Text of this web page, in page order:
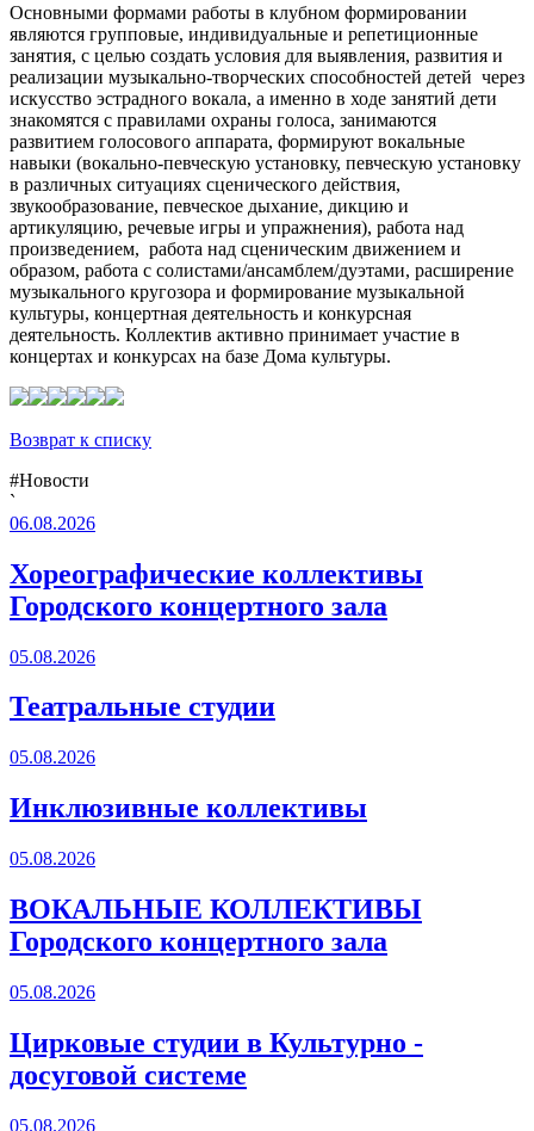
Основными формами работы в клубном формировании
являются групповые, индивидуальные и репетиционные
занятия, с целью создать условия для выявления, развития и
реализации музыкально-творческих способностей детей через
искусство эстрадного вокала, а именно в ходе занятий дети
знакомятся с правилами охраны голоса, занимаются
развитием голосового аппарата, формируют вокальные
навыки (вокально-певческую установку, певческую установку
в различных ситуациях сценического действия,
звукообразование, певческое дыхание, дикцию и
артикуляцию, речевые игры и упражнения), работа над
произведением, работа над сценическим движением и
образом, работа с солистами/ансамблем/дуэтами, расширение
музыкального кругозора и формирование музыкальной
культуры, концертная деятельность и конкурсная
деятельность. Коллектив активно принимает участие в
концертах и конкурсах на базе Дома культуры.
Возврат к списку
#Новости
`
06.08.2026
Хореографические коллективы
Городского концертного зала
05.08.2026
Театральные студии
05.08.2026
Инклюзивные коллективы
05.08.2026
ВОКАЛЬНЫЕ КОЛЛЕКТИВЫ
Городского концертного зала
05.08.2026
Цирковые студии в Культурно -
досуговой системе
05.08.2026